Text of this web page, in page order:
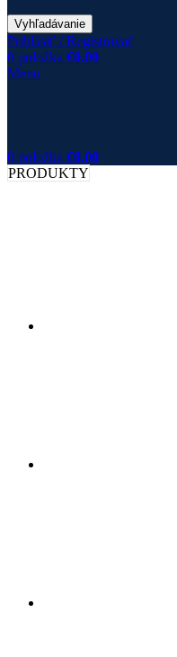
Vyhľadávanie
Prihlásiť / Registrovať
0 položka €0.00
Menu
0 položka €0.00
PRODUKTY